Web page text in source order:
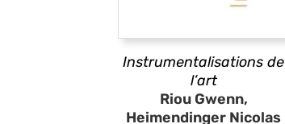
Instrumentalisations de
l’art
Riou Gwenn,
Heimendinger Nicolas